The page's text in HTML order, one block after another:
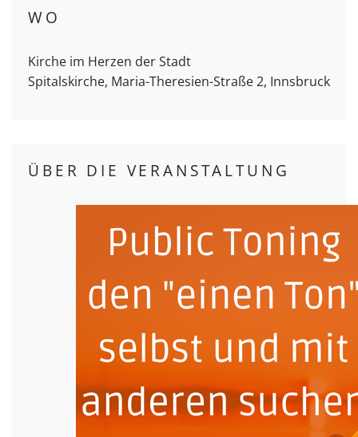
WO
Kirche im Herzen der Stadt
Spitalskirche, Maria-Theresien-Straße 2, Innsbruck
ÜBER DIE VERANSTALTUNG